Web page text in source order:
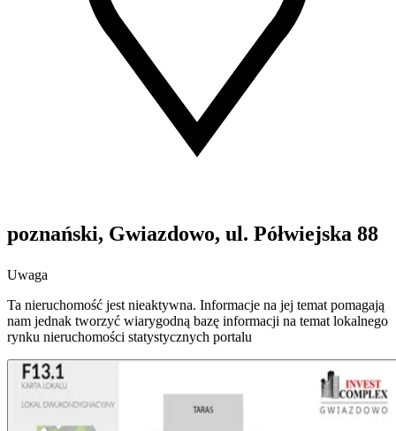
poznański, Gwiazdowo, ul. Półwiejska 88
Uwaga
Ta nieruchomość jest nieaktywna. Informacje na jej temat pomagają
nam jednak tworzyć wiarygodną bazę informacji na temat lokalnego
rynku nieruchomości statystycznych portalu